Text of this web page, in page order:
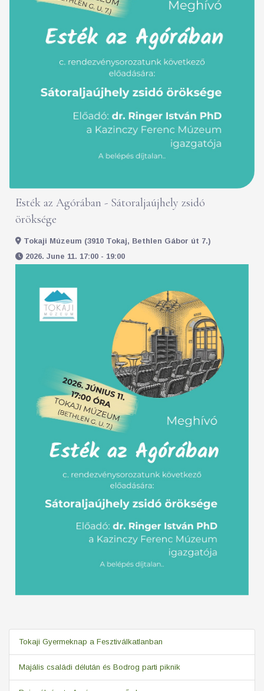
Esték az Agórában - Sátoraljaújhely zsidó
öröksége
Tokaji Múzeum (3910 Tokaj, Bethlen Gábor út 7.)
2026. June 11. 17:00 - 19:00
Tokaji Gyermeknap a Fesztiválkatlanban
Majális családi délután és Bodrog parti piknik